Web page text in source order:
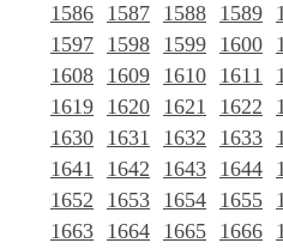
1586 1587 1588 1589
1597 1598 1599 1600
1608 1609 1610 1611
1619 1620 1621 1622
1630 1631 1632 1633
1641
1642 1643 1644
1652
1653 1654 1655
1663 1664 1665 1666